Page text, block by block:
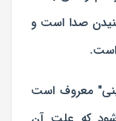
صدا است و
است.
معروف است